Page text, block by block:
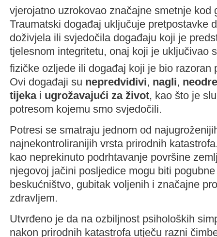
vjerojatno uzrokovao značajne smetnje
Traumatski događaj uključuje pretpostavke
doživjela ili svjedočila događaju koji je
tjelesnom integritetu, onaj koji je uključivao
fizičke ozljede ili događaj koji je bio
Ovi događaji su nepredvidivi, nagli,
tijekai ugrožavajući za život, kao što je
potresom kojemu smo svjedočili.
Potresi se smatraju jednom od
najnekontroliranijih vrsta prirodnih
kao neprekinuto podrhtavanje površine
njegovoj jačini posljedice mogu biti
beskućništvo, gubitak voljenih i značajne
zdravljem.
Utvrđeno je da na ozbiljnost psiholoških
nakon prirodnih katastrofa utječu razni